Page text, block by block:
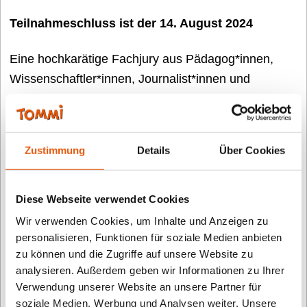
Zustimmung Details Über Cookies
Diese Webseite verwendet Cookies
Wir verwenden Cookies, um Inhalte und Anzeigen zu
personalisieren, Funktionen für soziale Medien anbieten
zu können und die Zugriffe auf unsere Website zu
analysieren. Außerdem geben wir Informationen zu Ihrer
Verwendung unserer Website an unsere Partner für
soziale Medien, Werbung und Analysen weiter. Unsere
Teilnahmeschluss ist der 14. August 2024
Eine hochkarätige Fachjury aus Pädagog*innen,
Wissenschaftler*innen, Journalist*innen und
der besten Titel entscheiden. Im Anschluss werden
Öffentlichen Bibliotheken in Deutschland, Österreich
Schirmherrschaft der Bundesfamilienministerin Lisa
Paus.
Kinder- und Jugendjury 2024 gesucht